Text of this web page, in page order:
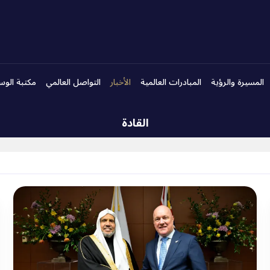
المسيرة والرؤية المبادرات العالمية الأخبار التواصل العالمي مكتبة
القادة